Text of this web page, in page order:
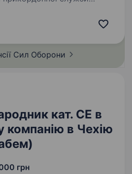
та функціональним
Сил Оборони
кат. СЕ в
компанію в Чехію
грн